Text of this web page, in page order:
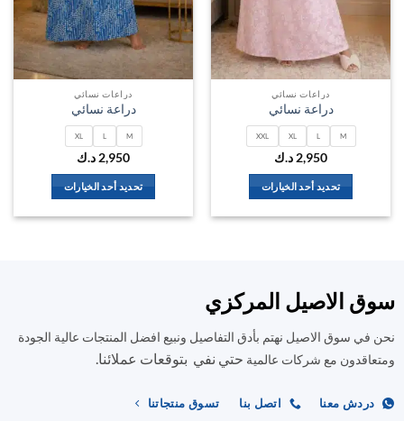
دراعات نسائي
دراعة نسائي
M
L
XL
XXL
2,950 د.ك
تحديد أحد الخيارات
لهذا
يمكن
اختيار
على
دراعات نسائي
دراعة نسائي
M
L
XL
2,950 د.ك
تحديد أحد الخيارات
يمكن
اختيار
سوق الاصيل المركزي
نحن في سوق الاصيل نهتم بأدق التفاصيل ونبيع افضل المنتجات عالية الجودة
ومتعاقدون مع شركات عالمية حتي نفي بتوقعات عملائنا.
دردش معنا اتصل بنا تسوق منتجاتنا